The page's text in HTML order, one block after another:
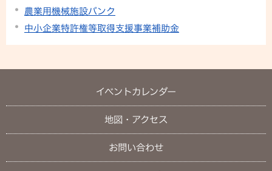
農業用機械施設バンク
中小企業特許権等取得支援事業補助金
イベントカレンダー
地図・アクセス
お問い合わせ